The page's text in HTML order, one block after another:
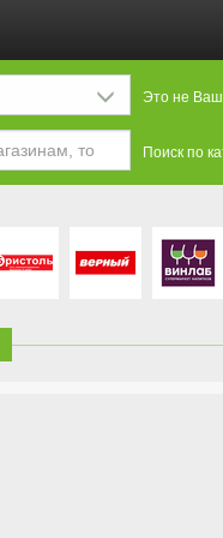
Это не Ваш
Поиск по